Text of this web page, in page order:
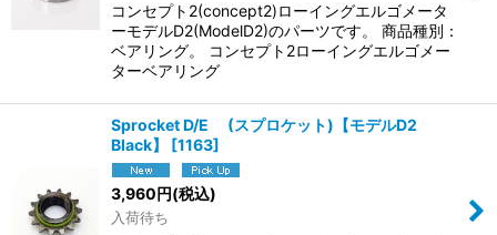
コンセプト2(concept2)ローイングエルゴメータ
ーモデルD2(ModelD2)のパーツです。 商品種別：
ベアリング。 コンセプト2ローイングエルゴメー
ターベアリング
Sprocket D/E (スプロケット)【モデルD2
Black】
[1163]
3,960円(税込)
入荷待ち